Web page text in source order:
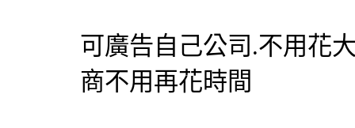
可廣告自己公司.不用花
商不用再花時間